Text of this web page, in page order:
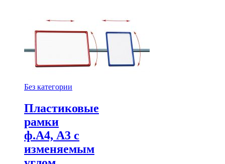
Без категории
Пластиковые
рамки
ф.А4, А3 с
изменяемым